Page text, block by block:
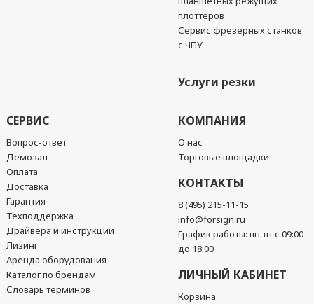
плоттеров
Сервис фрезерных станков
с ЧПУ
Услуги резки
СЕРВИС
Вопрос-ответ
Демозал
Оплата
Доставка
Гарантия
Техподдержка
Драйвера и инструкции
Лизинг
Аренда оборудования
Каталог по брендам
Словарь терминов
КОМПАНИЯ
О нас
Торговые площадки
КОНТАКТЫ
8 (495) 215-11-15
info@forsign.ru
График работы: пн-пт с 09:00
до 18:00
ЛИЧНЫЙ КАБИНЕТ
Корзина